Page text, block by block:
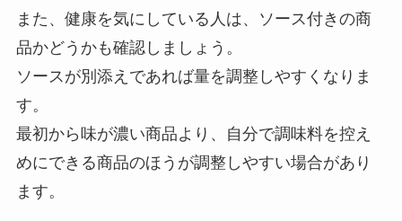
また、健康を気にしている人は、ソース付きの商
品かどうかも確認しましょう。
ソースが別添えであれば量を調整しやすくなりま
す。
最初から味が濃い商品より、自分で調味料を控え
めにできる商品のほうが調整しやすい場合があり
ます。